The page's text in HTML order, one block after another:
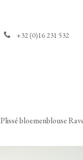
+32 (0)16 231 532
Plissé bloemenblouse